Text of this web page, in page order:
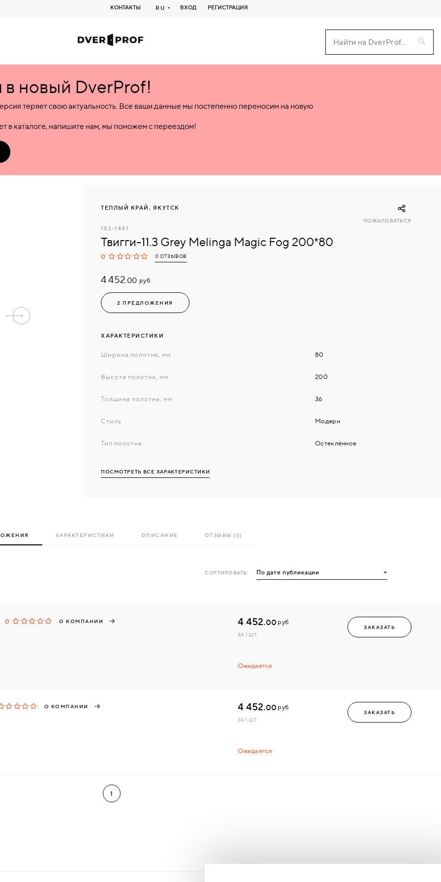
КОНТАКТЫ RU ВХОД РЕГИСТРАЦИЯ
новый DverProf!
теряет свою актуальность. Все ваши данные мы постепенно переносим на новую
в каталоге, напишите нам, мы поможем с переездом!
ТЕПЛЫЙ КРАЙ, ЯКУТСК
153-1441
Твигги-11.3 Grey Melinga Magic Fog 200*80
0 0 ОТЗЫВОВ
4 452.00 руб
2 ПРЕДЛОЖЕНИЯ
ПОЖАЛОВАТЬСЯ
ХАРАКТЕРИСТИКИ
Ширина полотна, мм 80
Высота полотна, мм 200
Толщина полотна, мм 36
Стиль Модерн
Тип полотна Остеклённое
ПОСМОТРЕТЬ ВСЕ ХАРАКТЕРИСТИКИ
ХАРАКТЕРИСТИКИ ОПИСАНИЕ ОТЗЫВЫ (0)
СОРТИРОВАТЬ:
0 О КОМПАНИИ
Ожидается
4 452.00 руб
ЗА 1 ШТ.
ЗАКАЗАТЬ
О КОМПАНИИ
Ожидается
4 452.00 руб
ЗА 1 ШТ.
ЗАКАЗАТЬ
1